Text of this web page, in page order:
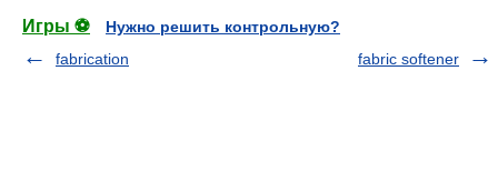
Игры ⚽
Нужно решить контрольную?
fabrication
fabric softener